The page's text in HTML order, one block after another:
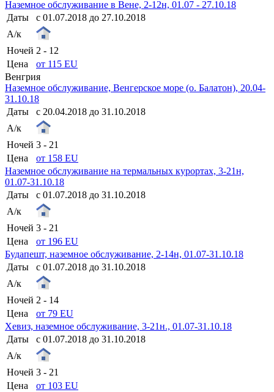
Наземное обслуживание в Вене, 2-12н, 01.07 - 27.10.18
Даты
с 01.07.2018 до 27.10.2018
А/к
Ночей 2 - 12
Цена
от 115 EU
Венгрия
Наземное обслуживание, Венгерское море (о. Балатон), 20.04-
31.10.18
Даты
с 20.04.2018 до 31.10.2018
А/к
Ночей 3 - 21
Цена
от 158 EU
Наземное обслуживание на термальных курортах, 3-21н,
01.07-31.10.18
Даты
с 01.07.2018 до 31.10.2018
А/к
Ночей 3 - 21
Цена
от 196 EU
Будапешт, наземное обслуживание, 2-14н, 01.07-31.10.18
Даты
с 01.07.2018 до 31.10.2018
А/к
Ночей 2 - 14
Цена
от 79 EU
Хевиз, наземное обслуживание, 3-21н., 01.07-31.10.18
Даты
с 01.07.2018 до 31.10.2018
А/к
Ночей 3 - 21
Цена
от 103 EU